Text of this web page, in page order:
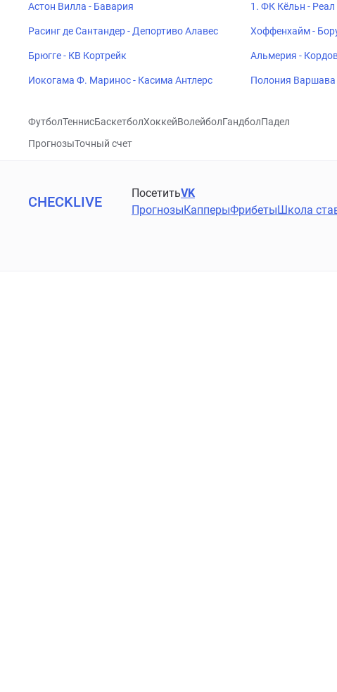
Астон Вилла - Бавария 1. ФК Кёльн - Реал
Расинг де Сантандер - Депортиво Алавес Хоффенхайм -
Брюгге - КВ Кортрейк Альмерия -
Иокогама Ф. Маринос - Касима Антлерс Полония Варшава
ФутболТеннисБаскетболХоккейВолейболГандболПадел
ПрогнозыТочный счет
CHECKLIVE
ПосетитьVK
ПрогнозыКапперыФрибетыШкола